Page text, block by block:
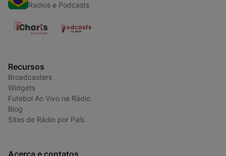
Radios e Podcasts
Recursos
Broadcasters
Widgets
Futebol Ao Vivo na Rádio
Blog
Sites de Rádio por País
Acerca e contatos